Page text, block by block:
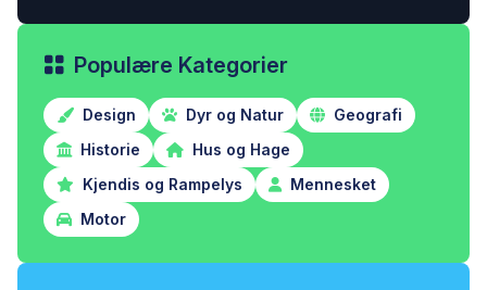
Populære Kategorier
Design Dyr og Natur
Geografi
Historie
Hus og Hage
Kjendis og Rampelys
Mennesket
Motor